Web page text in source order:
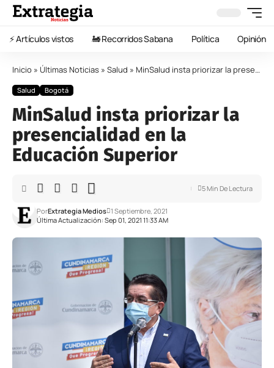
⚡️ Artículos vistos 🚂 Recorridos Sabana Política Opinión
Inicio » Últimas Noticias » Salud » MinSalud insta priorizar la presencialidad en la Educación Superior
Salud Bogotá
MinSalud insta priorizar la
presencialidad en la
Educación Superior
Última Actualización: Sep 01, 2021 11:33 AM
PorExtrategia Medios 1 Septiembre, 2021
5 Min De Lectura